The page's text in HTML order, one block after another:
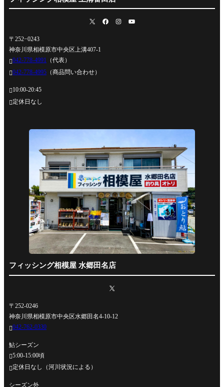
〒252−0243
神奈川県相模原市中央区上溝407-1
042-778-4991 （代表）
042-778-4995 （商品問い合わせ）
10:00-20:45
定休日なし
フィッシング相模屋 水郷田名店
〒252-0246
神奈川県相模原市中央区水郷田名4-10-12
042-762-0330
鮎シーズン
5:00-15:00頃
定休日なし（河川状況による）
シーズン外